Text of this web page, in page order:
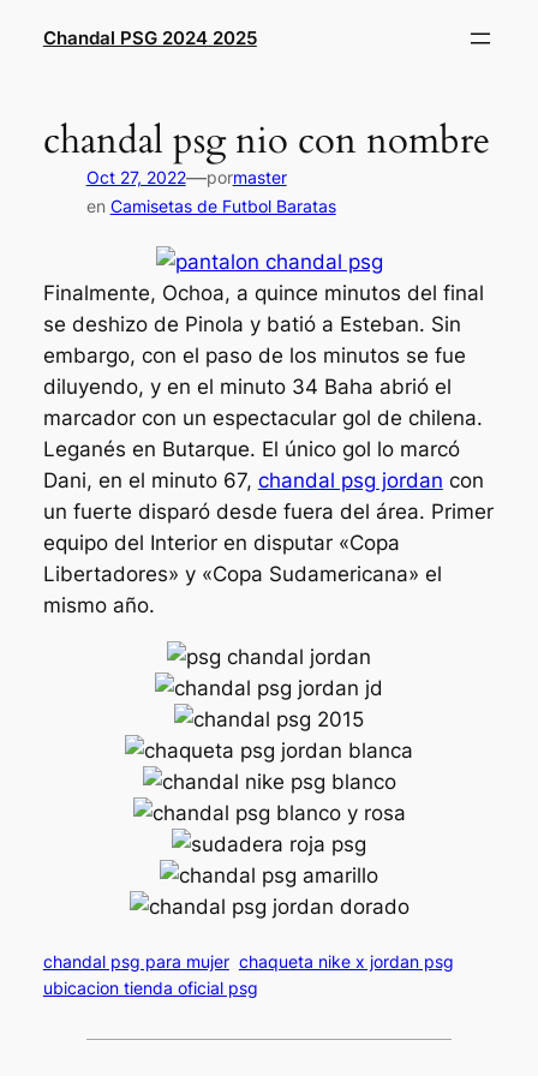
Chandal PSG 2024 2025
chandal psg nio con nombre
Oct 27, 2022—pormaster
en Camisetas de Futbol Baratas
Finalmente, Ochoa, a quince minutos del final
se deshizo de Pinola y batió a Esteban. Sin
embargo, con el paso de los minutos se fue
diluyendo, y en el minuto 34 Baha abrió el
marcador con un espectacular gol de chilena.
Leganés en Butarque. El único gol lo marcó
Dani, en el minuto 67, chandal psg jordan con
un fuerte disparó desde fuera del área. Primer
equipo del Interior en disputar «Copa
Libertadores» y «Copa Sudamericana» el
mismo año.
chandal psg para mujer chaqueta nike x jordan psg
ubicacion tienda oficial psg